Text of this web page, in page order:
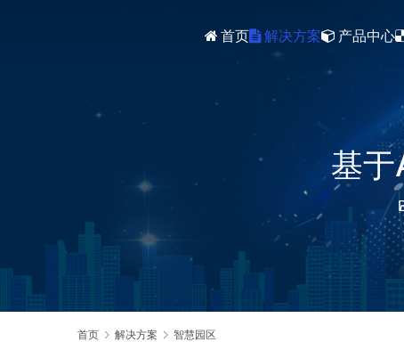
首页 解决方案 产品中心
基
首页 解决方案 智慧园区